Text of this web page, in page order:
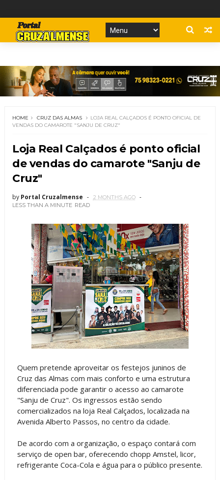
HOME CRUZ DAS ALMAS
LOJA REAL CALÇADOS É PONTO OFICIAL DE
VENDAS DO CAMAROTE "SANJU DE CRUZ"
Loja Real Calçados é ponto oficial
de vendas do camarote "Sanju de
Cruz"
by Portal Cruzalmense
2 MONTHS AGO
LESS THAN A MINUTE READ
Quem pretende aproveitar os festejos juninos de
Cruz das Almas com mais conforto e uma estrutura
diferenciada pode garantir o acesso ao camarote
"Sanju de Cruz". Os ingressos estão sendo
comercializados na loja Real Calçados, localizada na
Avenida Alberto Passos, no centro da cidade.
De acordo com a organização, o espaço contará com
serviço de open bar, oferecendo chopp Amstel, licor,
refrigerante Coca-Cola e água para o público presente.